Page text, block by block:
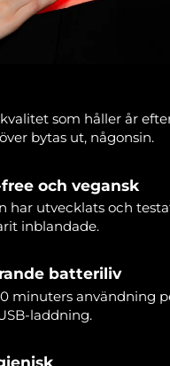
som håller år
bytas ut, någonsin.
och vegansk
har utvecklats och
inblandade.
batteriliv
minuters användning
laddning.